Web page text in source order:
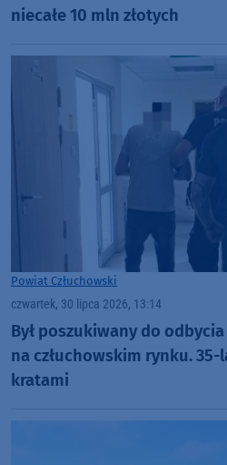
niecałe 10 mln złotych
Powiat Człuchowski
czwartek, 30 lipca 2026, 13:14
Był poszukiwany do
na człuchowskim rynku. 35-
kratami